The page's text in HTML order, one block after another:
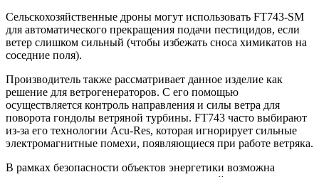
Сельскохозяйственные дроны могут использовать FT743-SM
для автоматического прекращения подачи пестицидов, если
ветер слишком сильный (чтобы избежать сноса химикатов на
соседние поля).
Производитель также рассматривает данное изделие как
решение для ветрогенераторов. С его помощью
осуществляется контроль направления и силы ветра для
поворота гондолы ветряной турбины. FT743 часто выбирают
из-за его технологии Acu-Res, которая игнорирует сильные
электромагнитные помехи, появляющиеся при работе ветряка.
В рамках безопасности объектов энергетики возможна